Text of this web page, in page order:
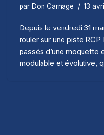
par Don Carnage 13
Depuis le vendredi 31
rouler sur une piste
passés d’une moquette
modulable et évolutive,